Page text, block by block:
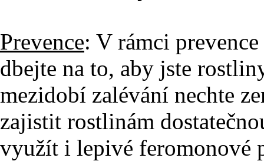
Prevence: V rámci
dbejte na to, aby jste
mezidobí zalévání nechte
zajistit rostlinám
využít i lepivé feromonové